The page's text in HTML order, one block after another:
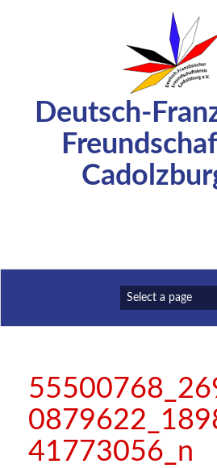
Deutsch-
41773056_n